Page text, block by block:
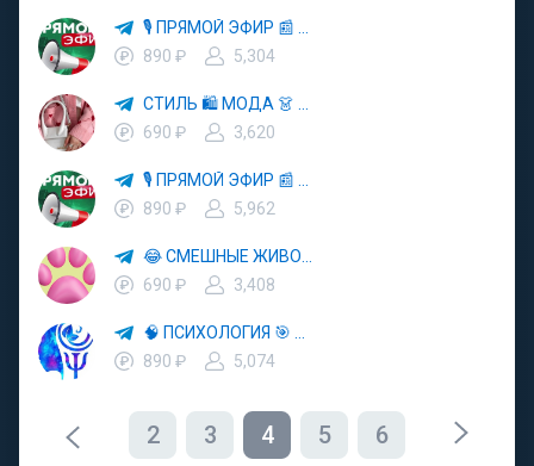
890 ₽
5,304
690 ₽
3,620
890 ₽
5,962
690 ₽
3,408
890 ₽
5,074
2 3 4 5 6